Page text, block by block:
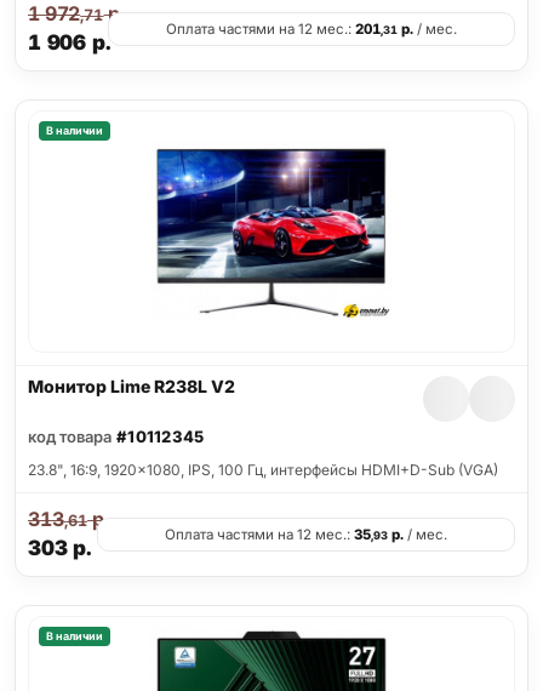
1 906 р.
1 972,71р.
Оплата частями на 12 мес.: 201,31 р. / мес.
В наличии
Монитор Lime R238L V2
код товара #10112345
23.8", 16:9, 1920x1080, IPS, 100 Гц, интерфейсы HDMI+D-Sub (VGA)
303р.
313,61р.
Оплата частями на 12 мес.: 35,93р./ мес.
В наличии